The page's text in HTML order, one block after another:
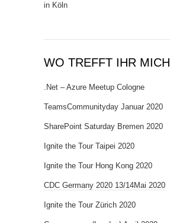
in Köln
WO TREFFT IHR MICH
.Net – Azure Meetup Cologne
TeamsCommunityday Januar 2020
SharePoint Saturday Bremen 2020
Ignite the Tour Taipei 2020
Ignite the Tour Hong Kong 2020
CDC Germany 2020 13/14Mai 2020
Ignite the Tour Zürich 2020